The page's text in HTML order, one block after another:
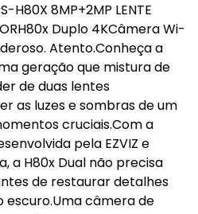
H80X 8MP+2MP LENTE
Duplo 4KCâmera Wi-
Atento.Conheça a
geração que mistura de
de duas lentes
as luzes e sombras de um
cruciais.Com a
pela EZVIZ e
a H80x Dual não precisa
de restaurar detalhes
escuro.Uma câmera de